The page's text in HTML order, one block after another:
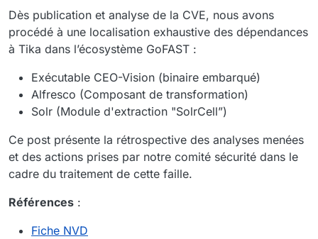
Dès publication et analyse de la CVE, nous avons
procédé à une localisation exhaustive des dépendances
à Tika dans l’écosystème GoFAST :
Exécutable CEO-Vision (binaire embarqué)
Alfresco (Composant de transformation)
Solr (Module d'extraction "SolrCell”)
Ce post présente la rétrospective des analyses menées
et des actions prises par notre comité sécurité dans le
cadre du traitement de cette faille.
Références :
Fiche NVD